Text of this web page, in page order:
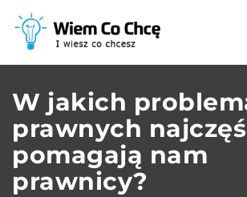
W jakich
prawnych
pomagają nam
prawnicy?